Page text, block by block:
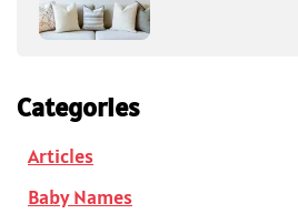
Categories
Articles
Baby Names